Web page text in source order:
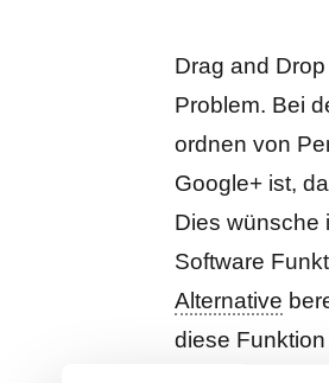
Drag and
Problem. Bei
ordnen von
Google+ ist,
Dies wünsche
Software
Alternative
diese